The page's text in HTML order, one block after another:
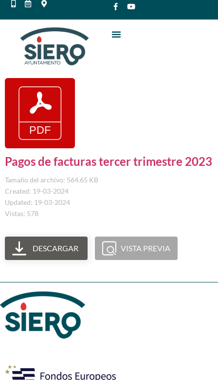
Pagos de facturas tercer trimestre 2023
Tamaño del archivo: 564.65 KB
Created: 19-03-2024
Updated: 19-03-2024
Vistas: 578
DESCARGAR VISTA PREVIA